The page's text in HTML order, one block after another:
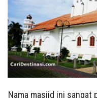
Nama masjid ini sangat